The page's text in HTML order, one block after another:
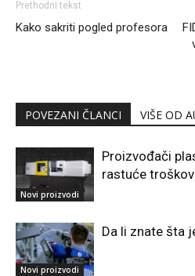
Prethodni tekst
Kako sakriti pogled profesora
POVEZANI ČLANCI VIŠE OD
Novi proizvodi
Proizvođači
rastuće
Novi proizvodi
Da li znate šta